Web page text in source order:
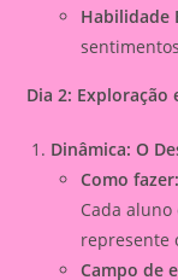
Habilidade
Dia 2: Exploração
Dinâmica: O
Como fazer:
Cada
represente
Campo de